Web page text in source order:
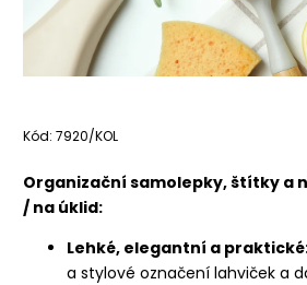
Kód: 7920/KOL
Organizační samolepky, štítky a
/ na úklid:
Lehké, elegantní a
a stylové označení lahviček a